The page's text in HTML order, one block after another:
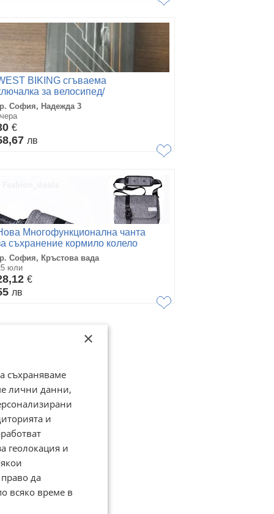
BIKING сгъваема
за велосипед/
скутер против кражба
София, Надежда 3
€
лв
Многофункционална чанта
съхранение кормило колело
София, Кръстова вада
юли
€
лв
×
съхраняваме
лични данни,
и
геолокация и
да
всяко време в